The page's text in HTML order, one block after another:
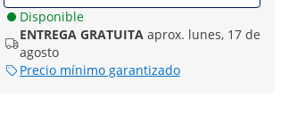
Disponible
ENTREGA GRATUITA aprox. lunes, 17 de
agosto
Precio mínimo garantizado